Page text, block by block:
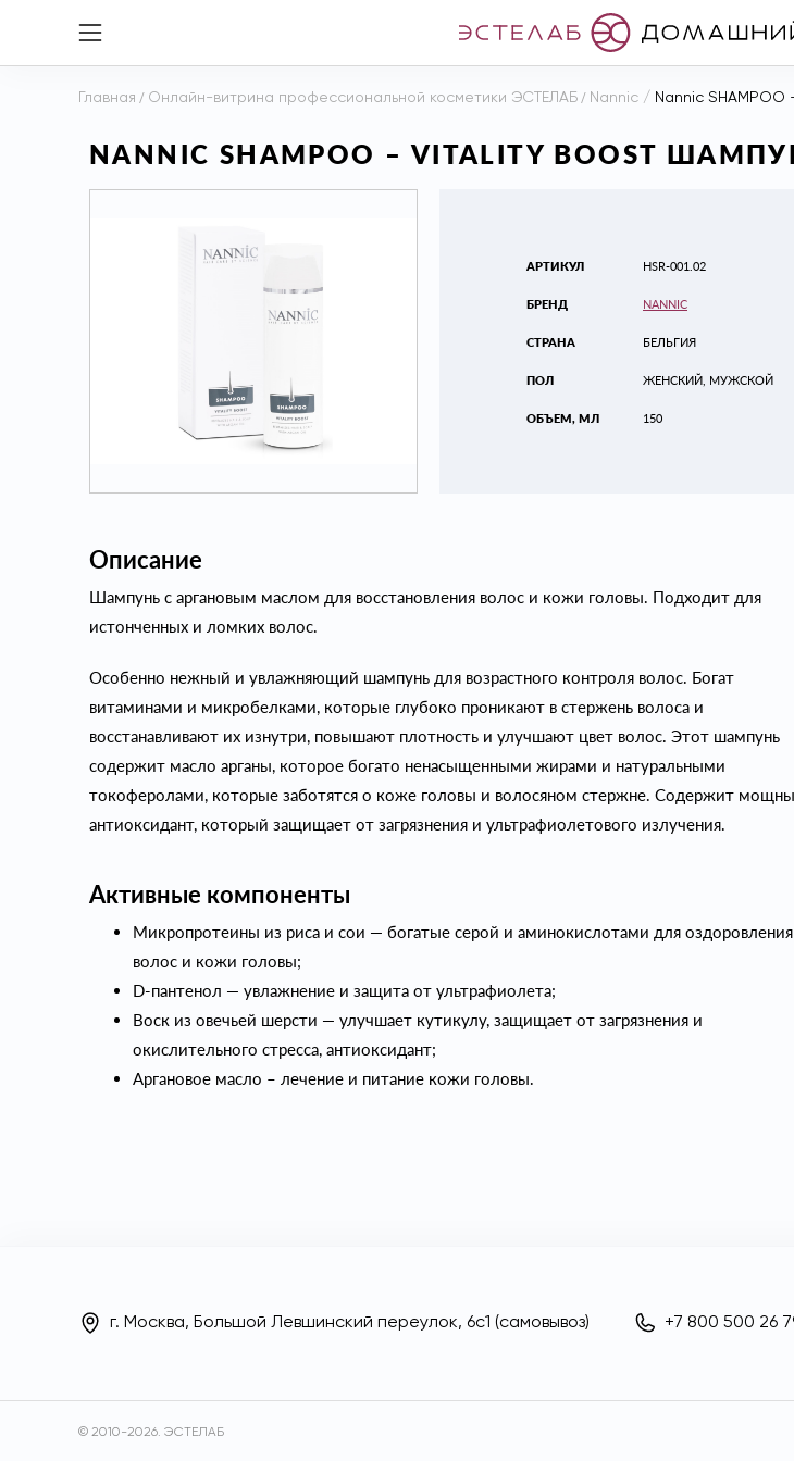
Главная / Онлайн-витрина профессиональной косметики ЭСТЕЛАБ / Nannic / Nannic
NANNIC SHAMPOO – VITALITY BOOST
АРТИКУЛ
БРЕНД
СТРАНА
ПОЛ
ОБЪЕМ, МЛ
HSR-001.02
NANNIC
БЕЛЬГИЯ
ЖЕНСКИЙ, МУЖСКОЙ
150
Описание
Шампунь с аргановым маслом для восстановления волос и кожи головы. Подходит для
истонченных и ломких волос.
Особенно нежный и увлажняющий шампунь для возрастного контроля волос. Богат
витаминами и микробелками, которые глубоко проникают в стержень волоса и
восстанавливают их изнутри, повышают плотность и улучшают цвет волос. Этот шампунь
содержит масло арганы, которое богато ненасыщенными жирами и натуральными
токоферолами, которые заботятся о коже головы и волосяном стержне. Содержит
антиоксидант, который защищает от загрязнения и ультрафиолетового излучения.
Активные компоненты
Микропротеины из риса и сои — богатые серой и аминокислотами для оздоровления
волос и кожи головы;
D-пантенол — увлажнение и защита от ультрафиолета;
Воск из овечьей шерсти — улучшает кутикулу, защищает от загрязнения и
окислительного стресса, антиоксидант;
Аргановое масло – лечение и питание кожи головы.
г. Москва, Большой Левшинский переулок, 6с1 (самовывоз) +7 800 500 26
© 2010-2026. ЭСТЕЛАБ